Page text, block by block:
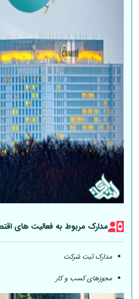
مدارک مربوط به فعالیت های
مدارک ثبت شرکت
مجوزهای کسب و کار